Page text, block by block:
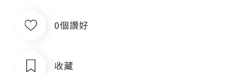
0個讚好
收藏